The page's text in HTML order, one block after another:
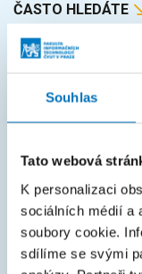
Souhlas
Tato webová
K personalizaci
sociálních médií a
soubory cookie.
sdílíme se svými
ČASTO HLEDÁTE
Harmonogram
Courses
Intranet